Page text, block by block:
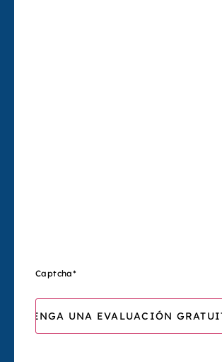
Captcha*